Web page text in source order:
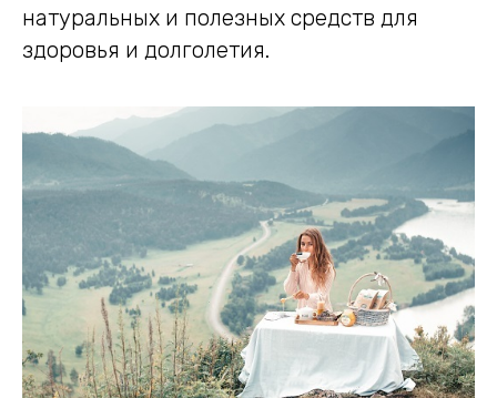
натуральных и полезных средств для
здоровья и долголетия.